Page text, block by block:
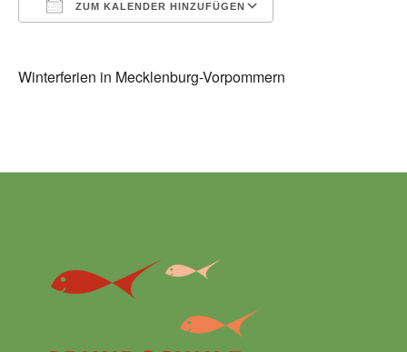
ZUM KALENDER HINZUFÜGEN
Winterferien in Mecklenburg-Vorpommern